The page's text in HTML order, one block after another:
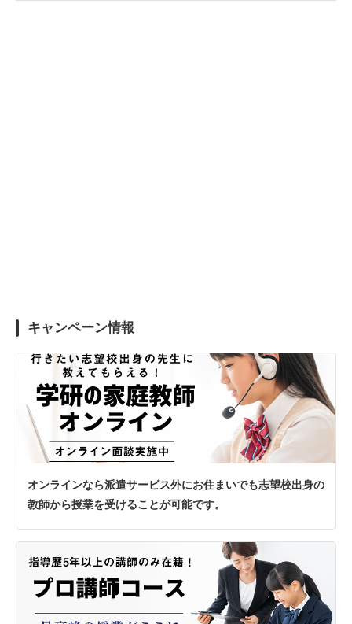
キャンペーン情報
オンラインなら派遣サービス外にお住まいでも志望校出身の
教師から授業を受けることが可能です。